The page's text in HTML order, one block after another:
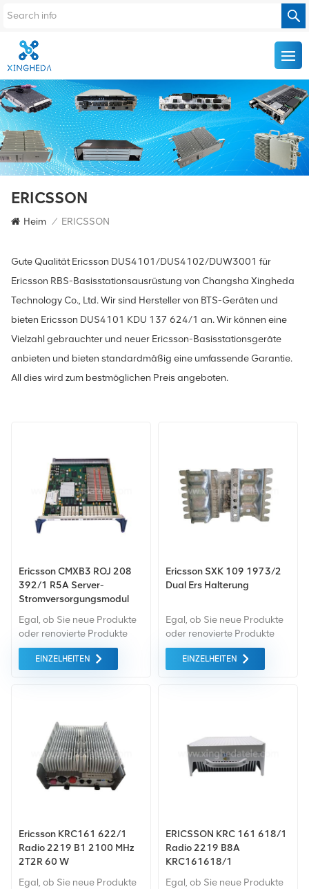
ERICSSON
Heim / ERICSSON
Gute Qualität Ericsson DUS4101/DUS4102/DUW3001 für
Ericsson RBS-Basisstationsausrüstung von Changsha Xingheda
Technology Co., Ltd. Wir sind Hersteller von BTS-Geräten und
bieten Ericsson DUS4101 KDU 137 624/1 an. Wir können eine
Vielzahl gebrauchter und neuer Ericsson-Basisstationsgeräte
anbieten und bieten standardmäßig eine umfassende Garantie.
All dies wird zum bestmöglichen Preis angeboten.
Ericsson CMXB3 ROJ 208
392/1 R5A Server-
Stromversorgungsmodul
Egal, ob Sie neue Produkte
oder renovierte Produkte
benötigen, wir kümmern uns
um alles Garantie als
Green-Market-Geräte der
Preis angeboten.
EINZELHEITEN
Ericsson SXK 109 1973/2
Dual Ers Halterung
Egal, ob Sie neue Produkte
oder renovierte Produkte
benötigen, wir kümmern uns
um alles Garantie als
Green-Market-Geräte der
EINZELHEITEN
Ericsson KRC161 622/1
Radio 2219 B1 2100 MHz
2T2R 60 W
Egal, ob Sie neue Produkte
ERICSSON KRC 161 618/1
Radio 2219 B8A
KRC161618/1
Egal, ob Sie neue Produkte